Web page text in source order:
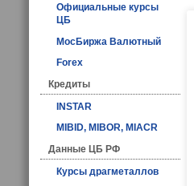
Официальные курсы
ЦБ
МосБиржа Валютный
Forex
Кредиты
INSTAR
MIBID, MIBOR, MIACR
Данные ЦБ РФ
Курсы драгметаллов